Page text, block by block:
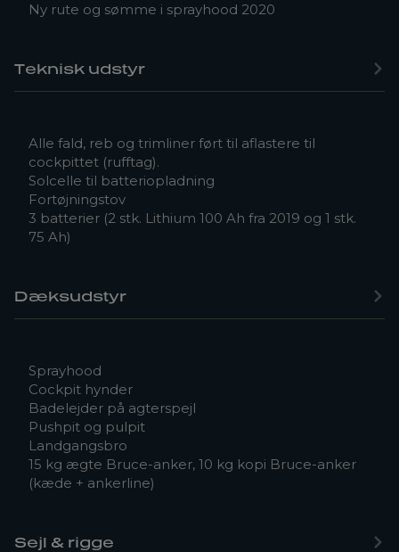
Ny rute og sømme i sprayhood 2020
Teknisk udstyr
Alle fald, reb og trimliner ført til aflastere til
cockpittet (rufftag).
Solcelle til batteriopladning
Fortøjningstov
3 batterier (2 stk. Lithium 100 Ah fra 2019 og 1 stk.
75 Ah)
Dæksudstyr
Sprayhood
Cockpit hynder
Badelejder på agterspejl
Pushpit og pulpit
Landgangsbro
15 kg ægte Bruce-anker, 10 kg kopi Bruce-anker
(kæde + ankerline)
Sejl & rigge